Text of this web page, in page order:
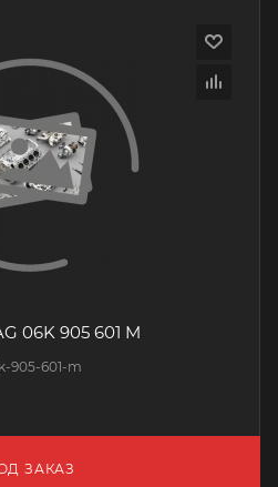
06K 905 601 M
905-601-m
ЗАКАЗ